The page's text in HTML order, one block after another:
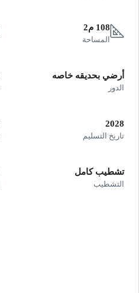
108 م2
المساحة
أرضي بحديقه خاصه
الدور
2028
تاريخ التسليم
تشطيب كامل
التشطيب